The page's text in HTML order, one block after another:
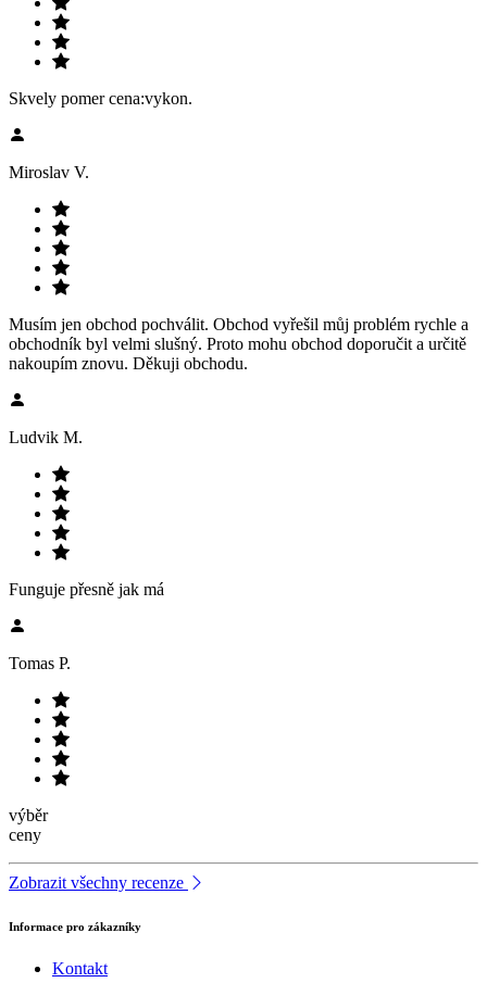
Skvely pomer cena:vykon.
Miroslav V.
Musím jen obchod pochválit. Obchod vyřešil můj problém rychle a
obchodník byl velmi slušný. Proto mohu obchod doporučit a určitě
nakoupím znovu. Děkuji obchodu.
Ludvik M.
Funguje přesně jak má
Tomas P.
výběr
ceny
Zobrazit všechny recenze
Informace pro zákazníky
Kontakt